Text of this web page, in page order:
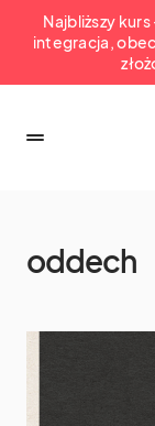
Najbliższy
integracja,
oddech